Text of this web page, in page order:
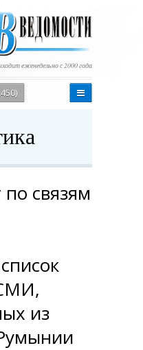
еженедельно с 2000 года
связям
из